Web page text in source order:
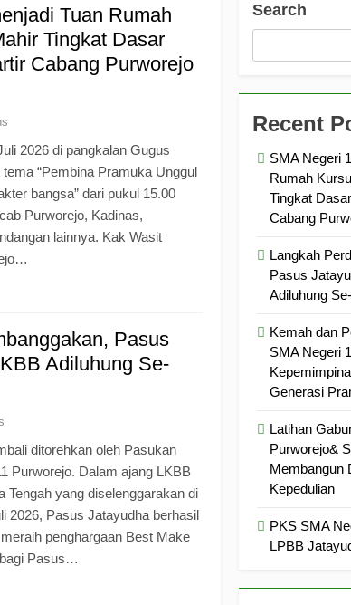
Pengabdian Generasi Pramuka
Tuan Rumah
Tingkat Dasar
Cabang Purworejo
2026 di pangkalan Gugus
“Pembina Pramuka Unggul
bangsa” dari pukul 15.00
Purworejo, Kadinas,
lainnya. Kak Wasit
Pasus
Adiluhung Se-
ditorehkan oleh Pasukan
Purworejo. Dalam ajang LKBB
Tengah yang diselenggarakan di
2026, Pasus Jatayudha berhasil
penghargaan Best Make
Pasus…
Search
Recent
SMA Negeri
Rumah
Tingkat
Cabang
Langkah
Pasus
Adiluhung
Kemah dan
SMA Negeri
Generasi
Latihan
Purworejo&
Membangun
Kepedulian
PKS SMA
LPBB